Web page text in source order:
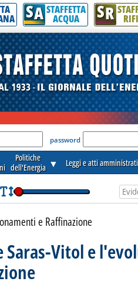
la notizia.
SA STAFFETTA
ACQUA SR
per accedere'
password
Politiche
dell'Energia ▼ Leggi e atti
e Raffinazione
Saras-Vitol e